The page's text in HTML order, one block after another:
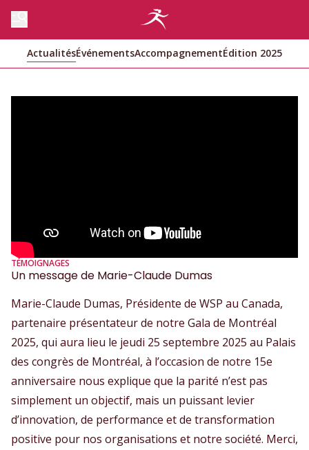
ActualitésÉvénementsAccompagnementÉdition 2025
TÉMOIGNAGES
Un message de Marie-Claude Dumas
Marie-Claude Dumas, Présidente de WSP au Canada,
partenaire présentateur de notre Gala de Montréal
2025, qui aura lieu le jeudi 25 septembre 2025 au Palais
des congrès de Montréal, à l’occasion de notre 15e
anniversaire nous explique que la parité n’est pas
simplement un objectif, mais un puissant levier
d’innovation, de performance et de transformation
positive pour nos organisations et notre société. Merci,